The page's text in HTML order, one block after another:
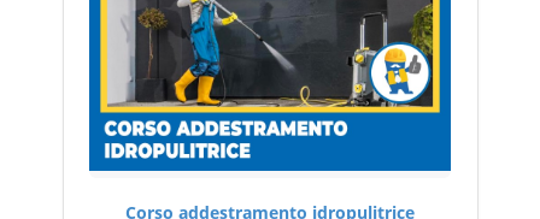
Corso addestramento idropulitrice